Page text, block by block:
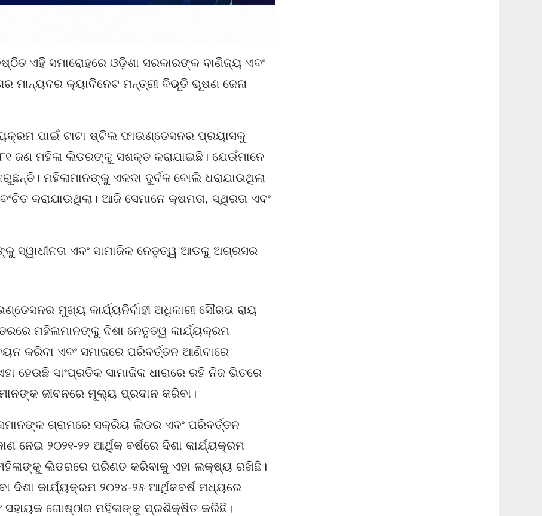
ଏହି ସମାରୋହରେ ଓଡ଼ିଶା ସରକାରଙ୍କ ବାଣିଜ୍ୟ ଏବଂ
ମାନ୍ୟବର କ୍ୟାବିନେଟ ମନ୍ତ୍ରୀ ବିଭୂତି ଭୂଷଣ ଜେନା
ପାଇଁ ଟାଟା ଷ୍ଟିଲ ଫାଉଣ୍ଡେସନର ପ୍ରୟାସକୁ
ଜଣ ମହିଳା ଲିଡରଙ୍କୁ ସଶକ୍ତ କରାଯାଇଛି। ଯେଉଁମାନେ
ମହିଳାମାନଙ୍କୁ ଏକଦା ଦୁର୍ବଳ ବୋଲି ଧରାଯାଉଥିଲା
କରାଯାଉଥିଲା। ଆଜି ସେମାନେ କ୍ଷମତା, ସ୍ଥିରତା ଏବଂ
ସ୍ୱାଧୀନତା ଏବଂ ସାମାଜିକ ନେତୃତ୍ୱ ଆଡକୁ ଅଗ୍ରସର
ମୁଖ୍ୟ କାର୍ଯ୍ୟନିର୍ବାହୀ ଅଧିକାରୀ ସୌରଭ ରାୟ
ମହିଳାମାନଙ୍କୁ ଦିଶା ନେତୃତ୍ୱ କାର୍ଯ୍ୟକ୍ରମ
କରିବା ଏବଂ ସମାଜରେ ପରିବର୍ତ୍ତନ ଆଣିବାରେ
ହେଉଛି ସାଂପ୍ରତିକ ସାମାଜିକ ଧାରାରେ ରହି ନିଜ ଭିତରେ
ଜୀବନରେ ମୂଲ୍ୟ ପ୍ରଦାନ କରିବା।
ଗ୍ରାମରେ ସକ୍ରିୟ ଲିଡର ଏବଂ ପରିବର୍ତ୍ତନ
ନେଇ ୨୦୨୧-୨୨ ଆର୍ଥିକ ବର୍ଷରେ ଦିଶା କାର୍ଯ୍ୟକ୍ରମ
ଲିଡରରେ ପରିଣତ କରିବାକୁ ଏହା ଲକ୍ଷ୍ୟ ରଖିଛି।
କାର୍ଯ୍ୟକ୍ରମ ୨୦୨୪-୨୫ ଆର୍ଥିକବର୍ଷ ମଧ୍ୟରେ
ଗୋଷ୍ଠୀର ମହିଳାଙ୍କୁ ପ୍ରଶିକ୍ଷିତ କରିଛି।